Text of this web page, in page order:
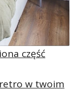
część
w twoim